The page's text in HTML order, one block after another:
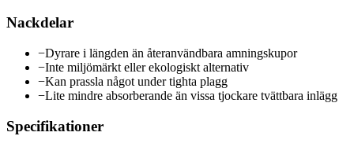
Nackdelar
−Dyrare i längden än återanvändbara amningskupor
−Inte miljömärkt eller ekologiskt alternativ
−Kan prassla något under tighta plagg
−Lite mindre absorberande än vissa tjockare tvättbara inlägg
Specifikationer